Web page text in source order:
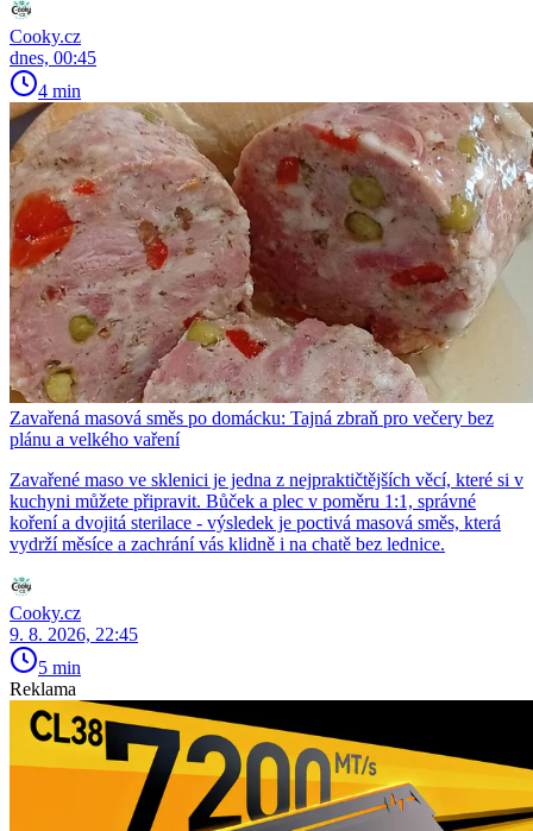
Cooky.cz
dnes, 00:45
4 min
Zavařená masová směs po domácku: Tajná zbraň pro večery bez
plánu a velkého vaření
Zavařené maso ve sklenici je jedna z nejpraktičtějších věcí, které si v
kuchyni můžete připravit. Bůček a plec v poměru 1:1, správné
koření a dvojitá sterilace - výsledek je poctivá masová směs, která
vydrží měsíce a zachrání vás klidně i na chatě bez lednice.
Cooky.cz
9. 8. 2026, 22:45
5 min
Reklama